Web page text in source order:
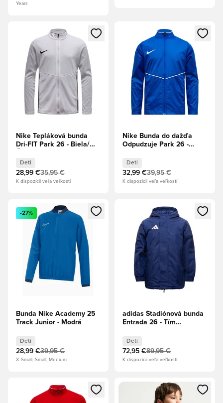
Years
Otvorí modál na prihlásenie alebo registráciu ako člen
Nike Tepláková bunda
Dri-FIT Park 26 - Biela/
Deti
28,99 €35,95 €
K dispozícii veľa veľkostí
Otvorí modál na prihlásenie
Nike Bunda do dažďa
Odpudzuje Park 26 -
Deti
Deti
32,99 €39,95 €
K dispozícii veľa veľkostí
Otvorí modál na prihlásenie alebo registráciu ako člen
-27%
Bunda Nike Academy 25
Track Junior - Modrá
Deti
28,99 €39,95 €
X-Small, Small, Medium
Otvorí modál na prihlásenie
adidas Štadiónová bunda
Entrada 26 - Tím
Deti
72,95 €89,95 €
K dispozícii veľa veľkostí
Otvorí modál na prihlásenie alebo registráciu ako člen
Otvorí modál na prihlásenie